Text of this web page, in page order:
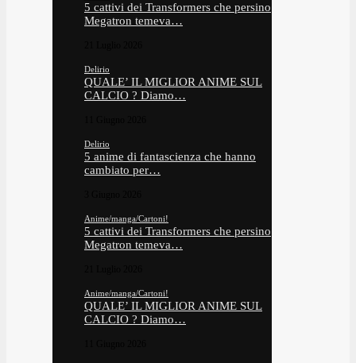
5 cattivi dei Transformers che persino
Megatron temeva…
Delirio
QUALE’ IL MIGLIOR ANIME SUL
CALCIO ? Diamo…
Delirio
5 anime di fantascienza che hanno
cambiato per…
Anime/manga/Cartoni!
5 cattivi dei Transformers che persino
Megatron temeva…
Anime/manga/Cartoni!
QUALE’ IL MIGLIOR ANIME SUL
CALCIO ? Diamo…